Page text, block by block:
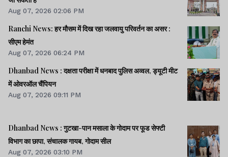
Aug 07, 2026 02:06 PM
Ranchi News: हर मौसम में दिख रहा जलवायु परिवर्तन का असर :
सीएम हेमंत
Aug 07, 2026 06:24 PM
Dhanbad News : दक्षता परीक्षा में धनबाद पुलिस अव्वल, ड्यूटी मीट
में ओवरऑल चैंपियन
Aug 07, 2026 09:11 PM
Dhanbad News : गुटखा-पान मसाला के गोदाम पर फूड सेफ्टी
विभाग का छापा, संचालक गायब, गोदाम सील
Aug 07, 2026 03:10 PM